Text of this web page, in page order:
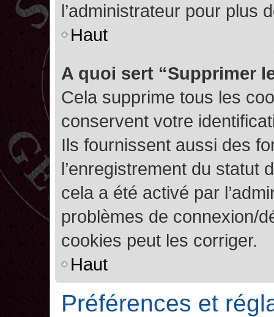
l’administrateur pour plus
Haut
A quoi sert “Supprimer
Cela supprime tous les
conservent votre
Ils fournissent aussi des
l’enregistrement du statut
cela a été activé par
problèmes de connexion/
cookies peut les corriger.
Haut
Préférences et